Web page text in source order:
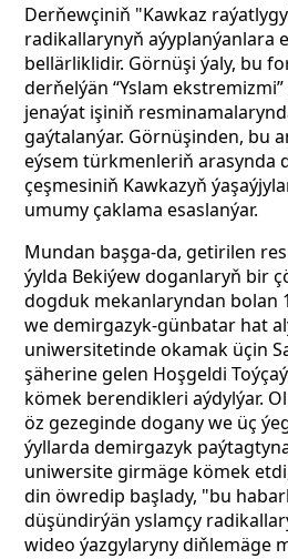
Derňewçiniň "Kawkaz
radikallarynyň aýyplanýanlara
bellärliklidir. Görnüşi ýaly, bu
derňelýän “Yslam
jenaýat işiniň
gaýtalanýar. Görnüşinden, bu
eýsem türkmenleriň arasynda
çeşmesiniň Kawkazyň
umumy çaklama esaslanýar.
Mundan başga-da, getirilen
ýylda Bekiýew doganlaryň bir
dogduk mekanlaryndan bolan
we demirgazyk-günbatar hat
uniwersitetinde okamak üçin
şäherine gelen Hoşgeldi
kömek berendikleri aýdylýar.
öz gezeginde dogany we üç
ýyllarda demirgazyk
uniwersite girmäge kömek
din öwredip başlady, "bu
düşündirýän yslamçy
wideo ýazgylaryny diňlemäge